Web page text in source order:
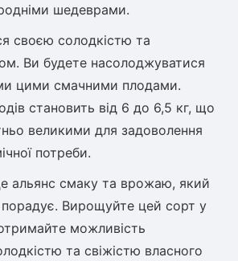
слива
рослини
троянди)
(морозник)
шедеврами.
своєю солодкістю та
Ви будете насолоджуватися
цими смачними плодами.
становить від 6 до 6,5 кг, що
великими для задоволення
потреби.
альянс смаку та врожаю, який
Вирощуйте цей сорт у
можливість
та свіжістю власного